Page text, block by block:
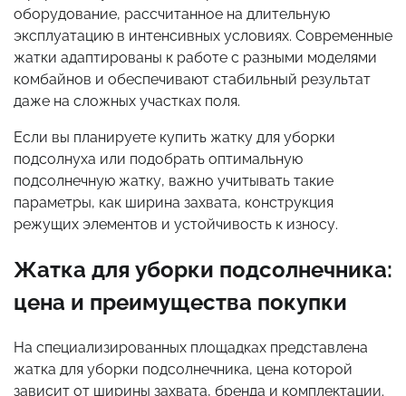
оборудование, рассчитанное на длительную
эксплуатацию в интенсивных условиях. Современные
жатки адаптированы к работе с разными моделями
комбайнов и обеспечивают стабильный результат
даже на сложных участках поля.
Если вы планируете купить жатку для уборки
подсолнуха или подобрать оптимальную
подсолнечную жатку, важно учитывать такие
параметры, как ширина захвата, конструкция
режущих элементов и устойчивость к износу.
Жатка для уборки подсолнечника:
цена и преимущества покупки
На специализированных площадках представлена
жатка для уборки подсолнечника, цена которой
зависит от ширины захвата, бренда и комплектации.